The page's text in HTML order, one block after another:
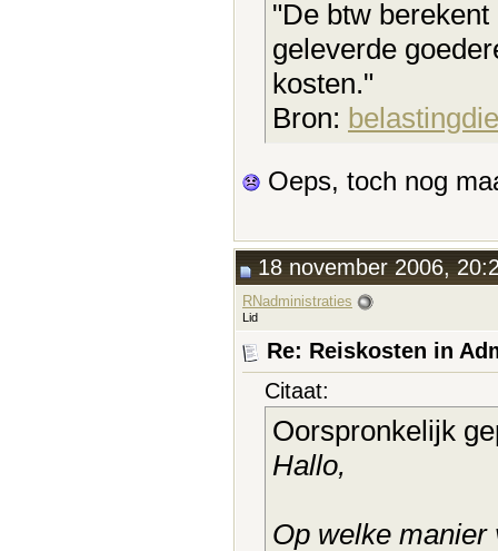
"De btw
geleverde
kosten."
Bron:
Oeps, toch nog
18 november 2006,
RNadministraties
Lid
Re: Reiskosten in
Citaat:
Oorspronkelijk
Hallo,
Op welke